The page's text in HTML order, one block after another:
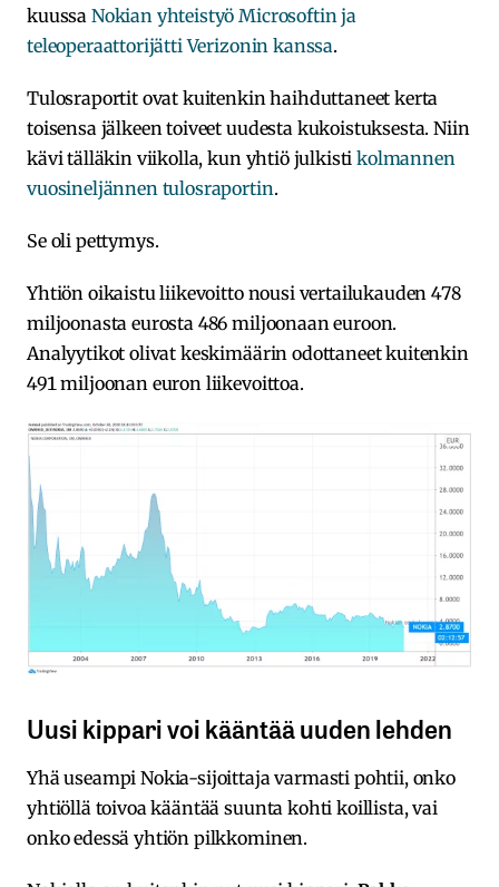
kuussa Nokian yhteistyö Microsoftin ja
teleoperaattorijätti Verizonin kanssa.
Tulosraportit ovat kuitenkin haihduttaneet kerta
toisensa jälkeen toiveet uudesta kukoistuksesta. Niin
kävi tälläkin viikolla, kun yhtiö julkistikolmannen
vuosineljännen tulosraportin.
Se oli pettymys.
Yhtiön oikaistu liikevoitto nousi vertailukauden 478
miljoonasta eurosta 486 miljoonaan euroon.
Analyytikot olivat keskimäärin odottaneet kuitenkin
491 miljoonan euron liikevoittoa.
Uusi kippari voi kääntää uuden lehden
Yhä useampi Nokia-sijoittaja varmasti pohtii, onko
yhtiöllä toivoa kääntää suunta kohti koillista, vai
onko edessä yhtiön pilkkominen.